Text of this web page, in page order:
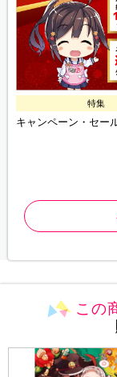
特集
キャンペーン・セー
この